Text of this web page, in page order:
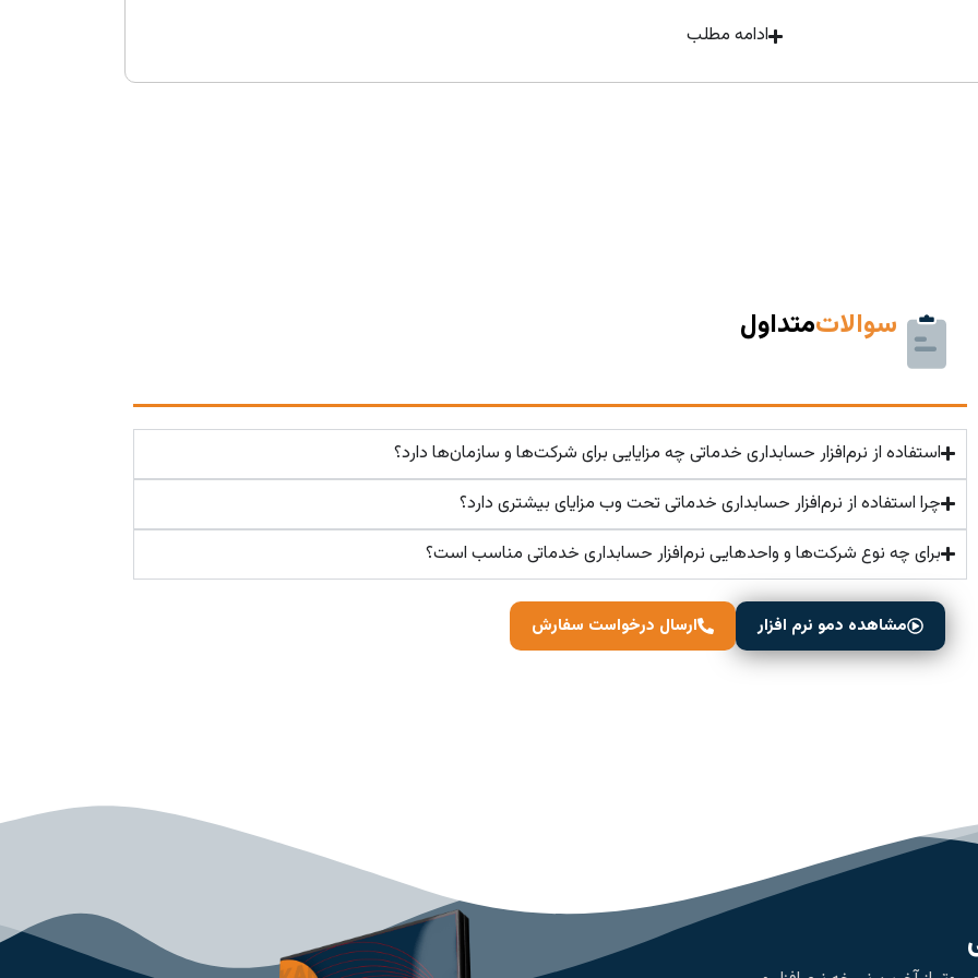
ادامه مطلب
سوالاتمتداول
استفاده از نرم‌افزار حسابداری خدماتی چه مزایایی برای شرکت‌ها و سازمان‌ها دارد؟
چرا استفاده از نرم‌افزار حسابداری خدماتی تحت وب مزایای بیشتری دارد؟
برای چه نوع شرکت‌ها و واحدهایی نرم‌افزار حسابداری خدماتی مناسب است؟
مشاهده دمو نرم افزار ارسال درخواست سفارش